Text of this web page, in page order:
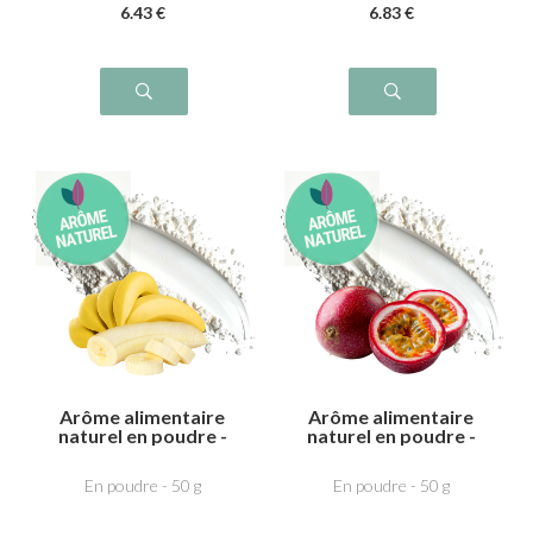
6.43 € 6.83 €
Arôme alimentaire
naturel en poudre -
En poudre - 50 g
Arôme alimentaire
naturel en poudre -
En poudre - 50 g